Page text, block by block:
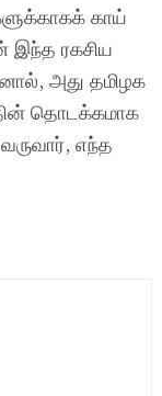
காய்
இந்த ரகசிய
அது தமிழக
தொடக்கமாக
எந்த